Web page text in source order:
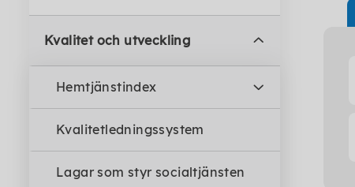
Kvalitet och utveckling
Hemtjänstindex
Kvalitetledningssystem
Lagar som styr socialtjänsten